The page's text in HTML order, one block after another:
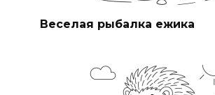
Веселая рыбалка ежика